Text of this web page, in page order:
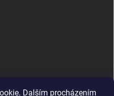
Dalším procházením